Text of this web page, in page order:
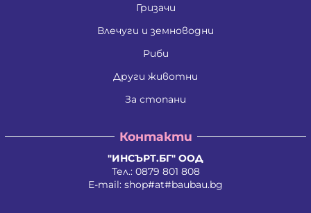
Гризачи
Влечуги и земноводни
Риби
Други животни
За стопани
Контакти
"ИНСЪРТ.БГ" ООД
Тел.: 0879 801 808
E-mail: shop#at#baubau.bg